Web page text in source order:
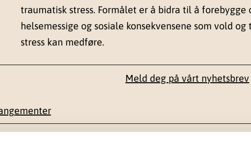
traumatisk stress. Formålet er å bidra til å forebygge
helsemessige og sosiale konsekvensene som vold og
stress kan medføre.
Meld deg på vårt nyhetsbrev